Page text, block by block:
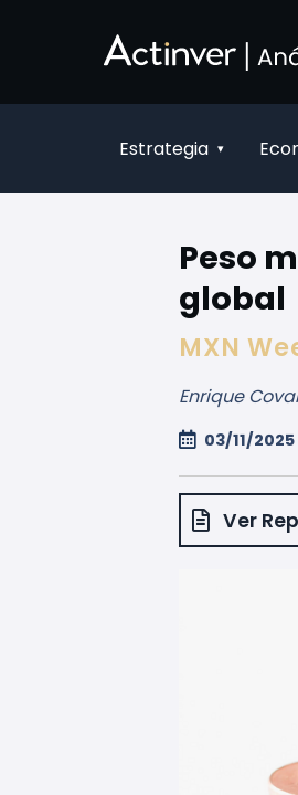
Estrategia ▾
Peso
global
MXN
Enrique
03/11/2025
Ver